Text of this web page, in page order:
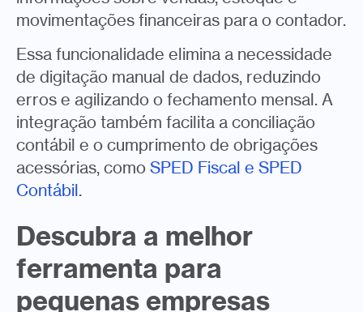
movimentações financeiras para o contador.
Essa funcionalidade elimina a necessidade
de digitação manual de dados, reduzindo
erros e agilizando o fechamento mensal. A
integração também facilita a conciliação
contábil e o cumprimento de obrigações
acessórias, como SPED Fiscal e SPED
Contábil.
Descubra a melhor
ferramenta para
pequenas empresas